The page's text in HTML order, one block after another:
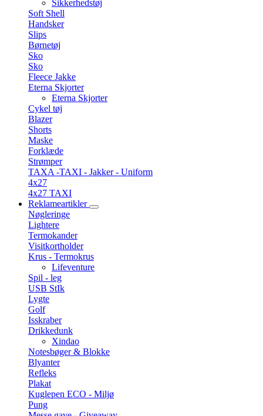
Sikkerhedstøj
Soft Shell
Handsker
Slips
Børnetøj
Sko
Sko
Fleece Jakke
Eterna Skjorter
Eterna Skjorter
Cykel tøj
Blazer
Shorts
Maske
Forklæde
Strømper
TAXA -TAXI - Jakker - Uniform
4x27
4x27 TAXI
Reklameartikler
Nøgleringe
Lightere
Termokander
Visitkortholder
Krus - Termokrus
Lifeventure
Spil - leg
USB StIk
Lygte
Golf
Isskraber
Drikkedunk
Xindao
Notesbøger & Blokke
Blyanter
Refleks
Plakat
Kuglepen ECO - Miljø
Pung